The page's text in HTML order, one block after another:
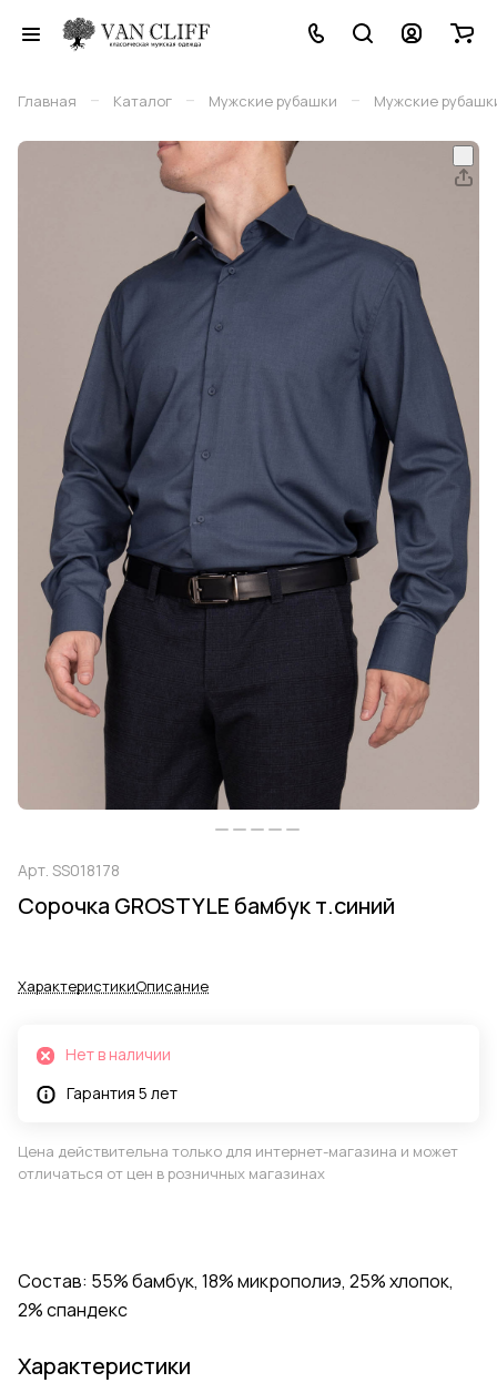
Главная – Каталог – Мужские рубашки – Мужские
Арт. SS018178
Сорочка GROSTYLE бамбук т.синий
ХарактеристикиОписание
Нет в наличии
Гарантия 5 лет
Цена действительна только для интернет-магазина и может
отличаться от цен в розничных магазинах
Состав: 55% бамбук, 18% микрополиэ, 25% хлопок,
2% спандекс
Характеристики